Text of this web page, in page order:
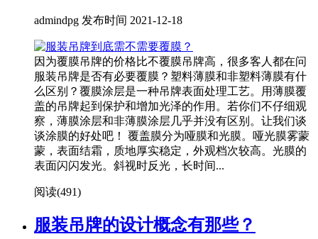
admindpg 发布时间 2021-12-18
因为覆膜吊牌的价格比不覆膜吊牌高，很多客人都在问
服装吊牌是否有必要覆膜？塑料薄膜和非塑料薄膜有什
么区别？覆膜涂层是一种吊牌表面处理工艺。用薄膜覆
盖的吊牌起到保护和增加光泽的作用。若你们不仔细观
察，薄膜涂层和非薄膜涂层几乎并没有区别。让我们谈
谈涂膜的好处吧！ 覆盖膜分为哑膜和光膜。哑光膜雾蒙
蒙，表面结霜，质地厚实稳定，外观档次较高。光膜的
表面闪闪发光。斜视时反光，长时间...
阅读(491)
服装吊牌的设计概念有那些？